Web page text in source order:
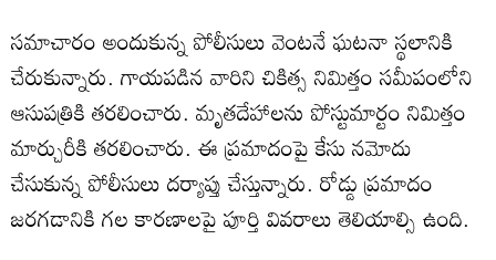
సమాచారం అందుకున్న పోలీసులు వెంటనే ఘటనా స్థలానికి
చేరుకున్నారు. గాయపడిన వారిని చికిత్స నిమిత్తం సమీపంలోని
ఆసుపత్రికి తరలించారు. మృతదేహాలను పోస్టుమార్టం నిమిత్తం
మార్చురీకి తరలించారు. ఈ ప్రమాదంపై కేసు నమోదు
చేసుకున్న పోలీసులు దర్యాప్తు చేస్తున్నారు. రోడ్డు ప్రమాదం
జరగడానికి గల కారణాలపై పూర్తి వివరాలు తెలియాల్సి ఉంది.